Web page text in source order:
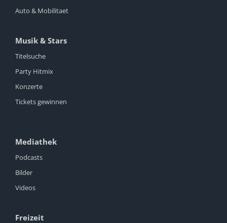
Auto & Mobilitaet
Musik & Stars
Titelsuche
Party Hitmix
Konzerte
Tickets gewinnen
Mediathek
Podcasts
Bilder
Videos
Freizeit